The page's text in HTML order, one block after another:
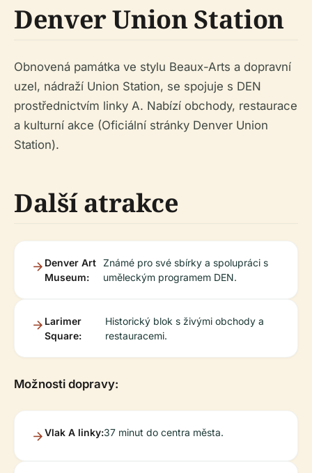
Denver Union Station
Obnovená památka ve stylu Beaux-Arts a dopravní
uzel, nádraží Union Station, se spojuje s DEN
prostřednictvím linky A. Nabízí obchody, restaurace
a kulturní akce (Oficiální stránky Denver Union
Station).
Další atrakce
Denver Art
Museum:
Známé pro své sbírky a spolupráci s
uměleckým programem DEN.
Larimer
Square:
Historický blok s živými obchody a
restauracemi.
Možnosti dopravy:
Vlak A linky:37 minut do centra města.